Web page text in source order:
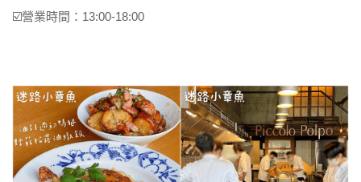
☑️營業時間：13:00-18:00